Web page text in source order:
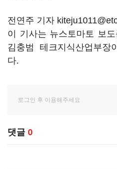
전연주 기자
이 기사는 뉴스토마토 보
김충범 테크지식산업부장
다.
댓글 0